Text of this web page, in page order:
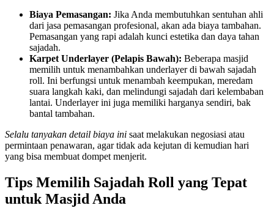
Biaya Pemasangan: Jika Anda membutuhkan sentuhan ahli
dari jasa pemasangan profesional, akan ada biaya tambahan.
Pemasangan yang rapi adalah kunci estetika dan daya tahan
sajadah.
Karpet Underlayer (Pelapis Bawah): Beberapa masjid
memilih untuk menambahkan underlayer di bawah sajadah
roll. Ini berfungsi untuk menambah keempukan, meredam
suara langkah kaki, dan melindungi sajadah dari kelembaban
lantai. Underlayer ini juga memiliki harganya sendiri, bak
bantal tambahan.
Selalu tanyakan detail biaya ini saat melakukan negosiasi atau
permintaan penawaran, agar tidak ada kejutan di kemudian hari
yang bisa membuat dompet menjerit.
Tips Memilih Sajadah Roll yang Tepat
untuk Masjid Anda